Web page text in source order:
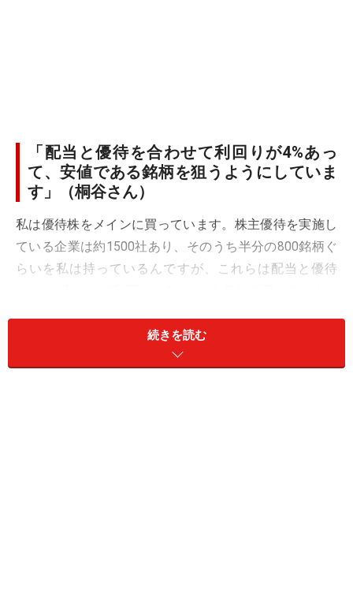
「配当と優待を合わせて利回りが4%あっ
て、安値である銘柄を狙うようにしていま
す」（桐谷さん）
私は優待株をメインに買っています。株主優待を実施し
ている企業は約1500社あり、そのうち半分の800銘柄ぐ
らいを私は持っているんですが、これらは配当と優待
5年ぐらい前までは、配当が4％を超える株は20～40銘柄
続きを読む